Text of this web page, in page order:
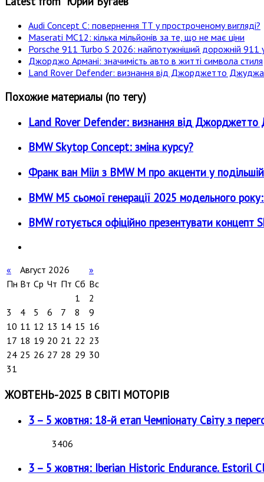
Audi Concept C: повернення ТТ у простроченому вигляді?
Maserati MC12: кілька мільйонів за те, що не має ціни
Porsche 911 Turbo S 2026: найпотужніший дорожній 911
Джорджо Армані: значимість авто в житті символа стиля
Land Rover Defender: визнання від Джорджетто
Похожие материалы (по тегу)
Land Rover Defender: визнання від
BMW Skytop Concept: зміна курсу?
Франк ван Мііл з BMW M про акценти у подільшій
BMW M5 сьомої генерації 2025 модельного
BMW готується офіційно презентувати
« Август 2026
»
Пн Вт Ср Чт Пт Сб Вс
1
2
3
4 5 6 7 8
9
10 11 12 13 14 15 16
17 18 19 20 21 22 23
24 25 26 27 28 29 30
31
ЖОВТЕНЬ-2025 В СВІТІ МОТОРІВ
3 – 5 жовтня: 18-й етап Чемпіонату Світу з
3406
3 – 5 жовтня: Iberian Historic Endurance. Estoril